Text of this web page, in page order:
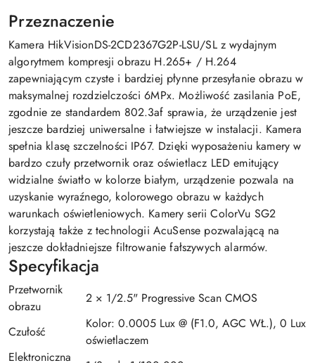
Przeznaczenie
Kamera HikVisionDS-2CD2367G2P-LSU/SL z wydajnym
algorytmem kompresji obrazu H.265+ / H.264
zapewniającym czyste i bardziej płynne przesyłanie obrazu w
maksymalnej rozdzielczości 6MPx. Możliwość zasilania PoE,
zgodnie ze standardem 802.3af sprawia, że urządzenie jest
jeszcze bardziej uniwersalne i łatwiejsze w instalacji. Kamera
spełnia klasę szczelności IP67. Dzięki wyposażeniu kamery w
bardzo czuły przetwornik oraz oświetlacz LED emitujący
widzialne światło w kolorze białym, urządzenie pozwala na
uzyskanie wyraźnego, kolorowego obrazu w każdych
warunkach oświetleniowych. Kamery serii ColorVu SG2
korzystają także z technologii AcuSense pozwalającą na
jeszcze dokładniejsze filtrowanie fałszywych alarmów.
Specyfikacja
Przetwornik
obrazu
2 × 1/2.5" Progressive Scan CMOS
Czułość
Kolor: 0.0005 Lux @ (F1.0, AGC WŁ.), 0 Lux z
oświetlaczem
Elektroniczna